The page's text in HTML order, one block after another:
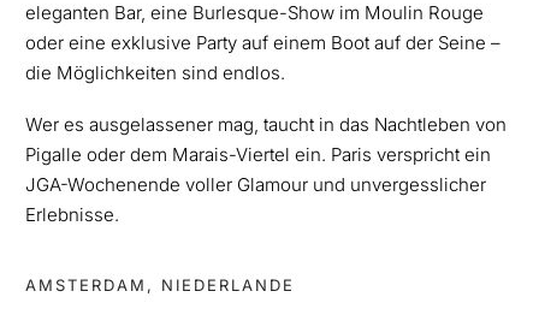
eleganten Bar, eine Burlesque-Show im Moulin Rouge
oder eine exklusive Party auf einem Boot auf der Seine –
die Möglichkeiten sind endlos.
Wer es ausgelassener mag, taucht in das Nachtleben von
Pigalle oder dem Marais-Viertel ein. Paris verspricht ein
JGA-Wochenende voller Glamour und unvergesslicher
Erlebnisse.
AMSTERDAM, NIEDERLANDE